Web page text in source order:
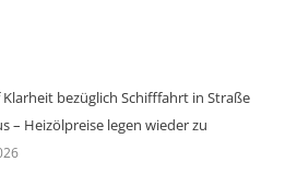
bezüglich Schifffahrt in Straße
– Heizölpreise legen wieder zu